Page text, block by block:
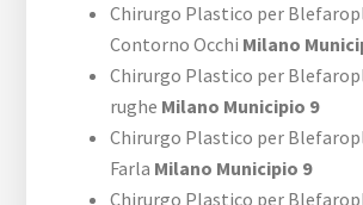
Chirurgo Plastico per
Contorno Occhi Milano
Chirurgo Plastico per
rughe Milano Municipio 9
Chirurgo Plastico per
Farla Milano Municipio 9
Chirurgo Plastico per